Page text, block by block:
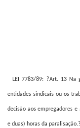
LEI 7783/89: ?Art. 13 Na
entidades sindicais ou os
decisão aos empregadores
e duas) horas da paralisação.?